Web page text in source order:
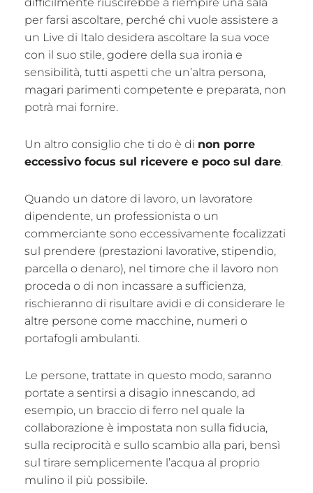
per farsi ascoltare, perché chi vuole assistere a
un Live di Italo desidera ascoltare la sua voce
con il suo stile, godere della sua ironia e
sensibilità, tutti aspetti che un’altra persona,
magari parimenti competente e preparata, non
potrà mai fornire.
Un altro consiglio che ti do è di non porre
eccessivo focus sul ricevere e poco sul dare.
Quando un datore di lavoro, un lavoratore
dipendente, un professionista o un
commerciante sono eccessivamente focalizzati
sul prendere (prestazioni lavorative, stipendio,
parcella o denaro), nel timore che il lavoro non
proceda o di non incassare a sufficienza,
rischieranno di risultare avidi e di considerare le
altre persone come macchine, numeri o
portafogli ambulanti.
Le persone, trattate in questo modo, saranno
portate a sentirsi a disagio innescando, ad
esempio, un braccio di ferro nel quale la
collaborazione è impostata non sulla fiducia,
sulla reciprocità e sullo scambio alla pari, bensì
sul tirare semplicemente l’acqua al proprio
mulino il più possibile.